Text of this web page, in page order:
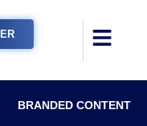
BRANDED CONTENT